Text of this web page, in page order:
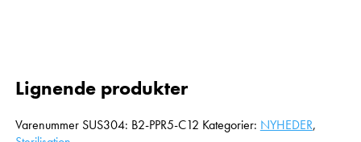
Lignende produkter
Varenummer SUS304: B2-PPR5-C12 Kategorier: NYHEDER,